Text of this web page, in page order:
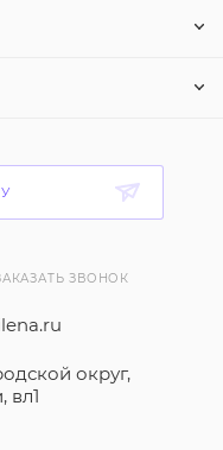
ЗВОНОК
округ,
вл1